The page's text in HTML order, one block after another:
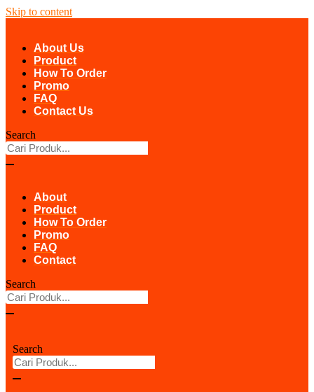
Skip to content
About Us
Product
How To Order
Promo
FAQ
Contact Us
Search
About
Product
How To Order
Promo
FAQ
Contact
Search
Search